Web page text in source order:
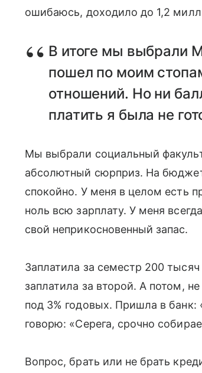
ошибаюсь, доходило до 1,2
В итоге мы выбрали
пошел по моим
отношений. Но ни
платить я была не
Мы выбрали социальный
абсолютный сюрприз. На
спокойно. У меня в целом есть
ноль всю зарплату. У меня
свой неприкосновенный запас.
Заплатила за семестр 200
заплатила за второй. А потом,
под 3% годовых. Пришла в банк:
говорю: «Серега, срочно
Вопрос, брать или не брать